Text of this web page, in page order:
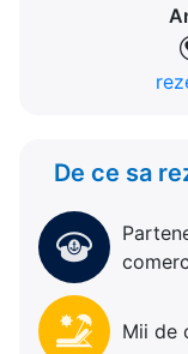
De ce sa
Mii de